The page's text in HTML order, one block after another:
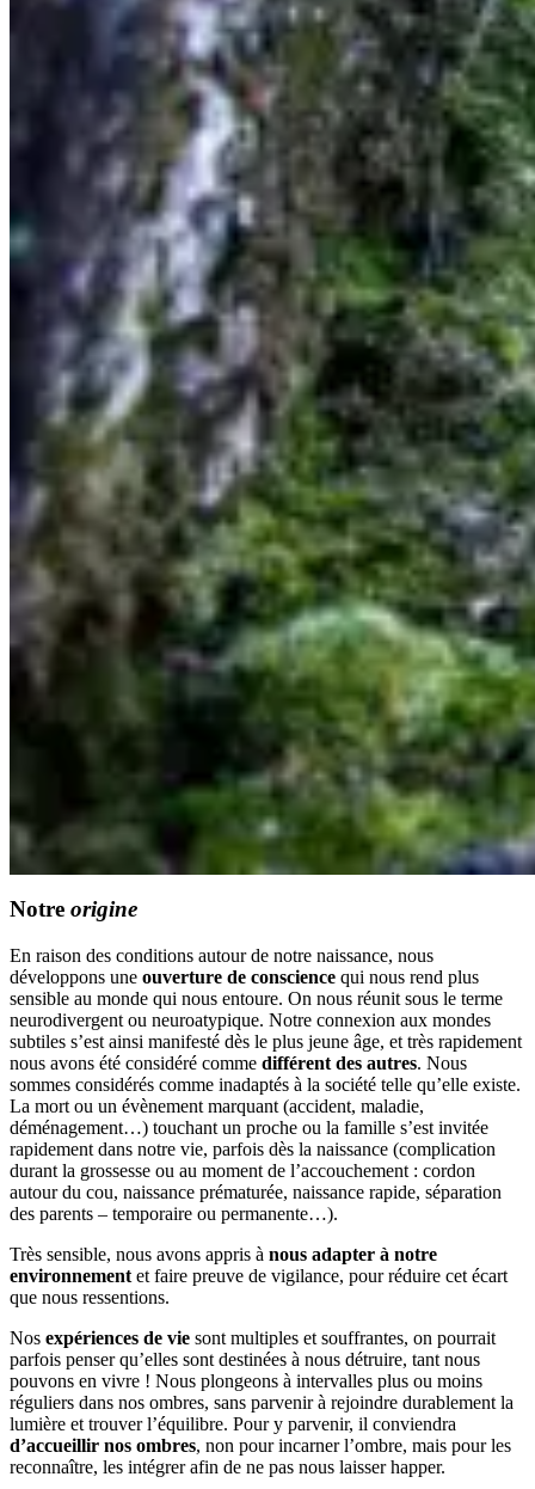
Notre origine
En raison des conditions autour de notre naissance, nous
développons une ouverture de conscience qui nous rend plus
sensible au monde qui nous entoure. On nous réunit sous le terme
neurodivergent ou neuroatypique. Notre connexion aux mondes
subtiles s’est ainsi manifesté dès le plus jeune âge, et très rapidement
nous avons été considéré comme différent des autres. Nous
sommes considérés comme inadaptés à la société telle qu’elle existe.
La mort ou un évènement marquant (accident, maladie,
déménagement…) touchant un proche ou la famille s’est invitée
rapidement dans notre vie, parfois dès la naissance (complication
durant la grossesse ou au moment de l’accouchement : cordon
autour du cou, naissance prématurée, naissance rapide, séparation
des parents – temporaire ou permanente…).
Très sensible, nous avons appris à nous adapter à notre
environnement et faire preuve de vigilance, pour réduire cet écart
que nous ressentions.
Nos expériences de vie sont multiples et souffrantes, on pourrait
parfois penser qu’elles sont destinées à nous détruire, tant nous
pouvons en vivre ! Nous plongeons à intervalles plus ou moins
réguliers dans nos ombres, sans parvenir à rejoindre durablement la
lumière et trouver l’équilibre. Pour y parvenir, il conviendra
d’accueillir nos ombres, non pour incarner l’ombre, mais pour les
reconnaître, les intégrer afin de ne pas nous laisser happer.